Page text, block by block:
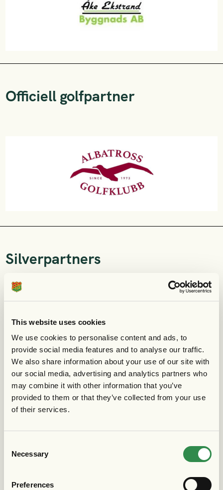
This website uses cookies
We use cookies to personalise content and ads, to
provide social media features and to analyse our traffic.
We also share information about your use of our site with
our social media, advertising and analytics partners who
may combine it with other information that you’ve
provided to them or that they’ve collected from your use
of their services.
Selection
Necessary
Preferences
Officiell golfpartner
Silverpartners